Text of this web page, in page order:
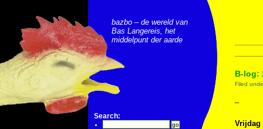
bazbo – de wereld van
Bas Langereis, het
middelpunt der aarde
Search:
B-log:
Filed
–
Vrijdag